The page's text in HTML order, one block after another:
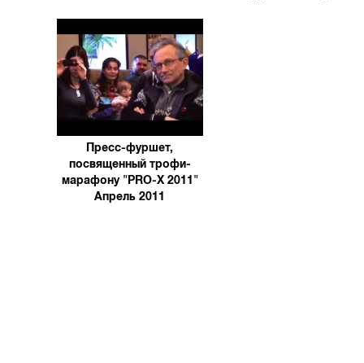
Пресс-фуршет,
посвященный трофи-
марафону "PRO-X 2011"
Апрель 2011